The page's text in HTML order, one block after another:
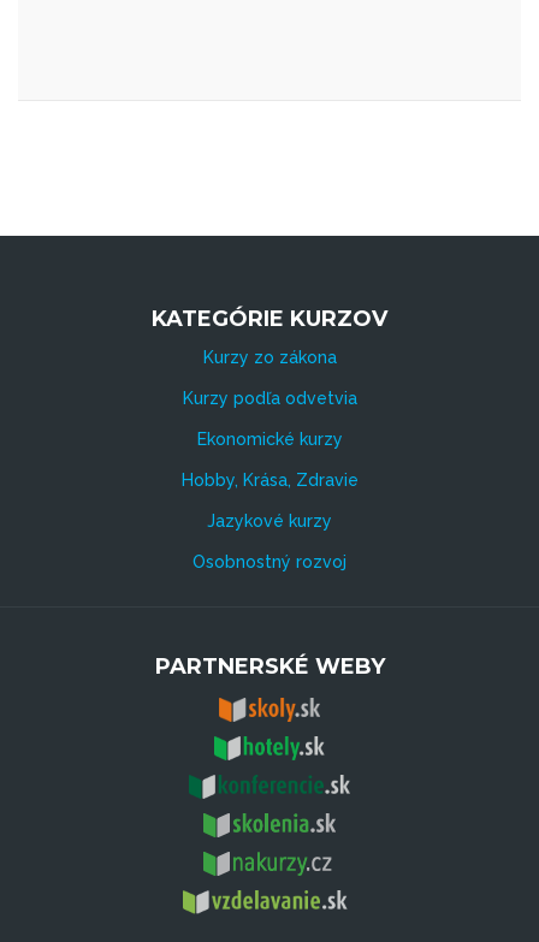
KATEGÓRIE KURZOV
Kurzy zo zákona
Kurzy podľa odvetvia
Ekonomické kurzy
Hobby, Krása, Zdravie
Jazykové kurzy
Osobnostný rozvoj
PARTNERSKÉ WEBY